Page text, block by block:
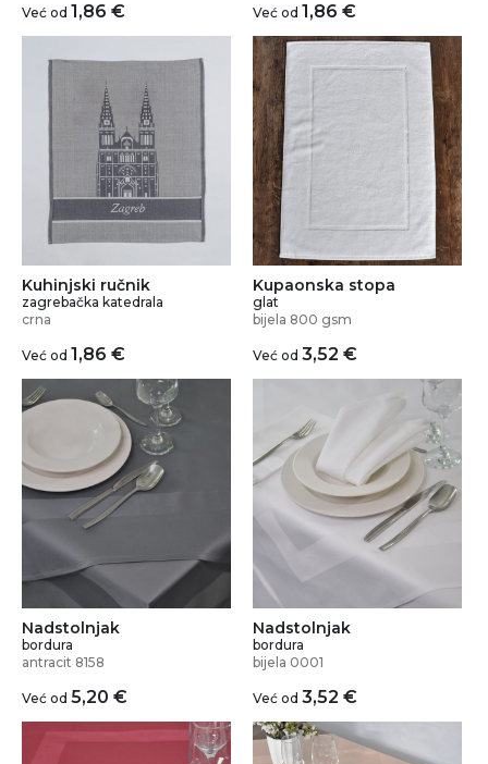
Već od 1,86 € Već od 1,86 €
Kuhinjski ručnik
zagrebačka katedrala
crna
Već od 1,86 €
Kupaonska stopa
glat
bijela 800 gsm
Već od 3,52 €
Nadstolnjak
bordura
antracit 8158
Već od 5,20 €
Nadstolnjak
bordura
bijela 0001
Već od 3,52 €